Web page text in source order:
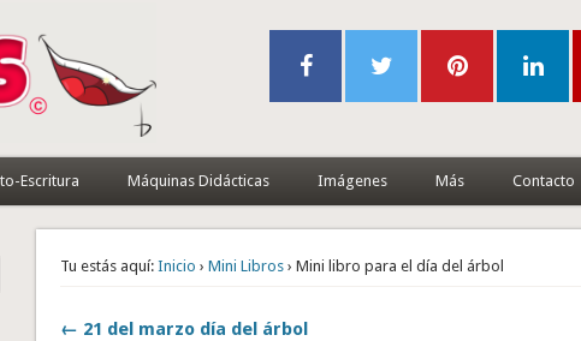
Escritura Máquinas Didácticas Imágenes Más Contacto
Tu estás aquí: Inicio ›Mini Libros › Mini libro para el día del árbol
← 21 del marzo día del árbol